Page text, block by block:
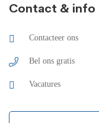
Contact & info
Contacteer ons
Bel ons gratis
Vacatures